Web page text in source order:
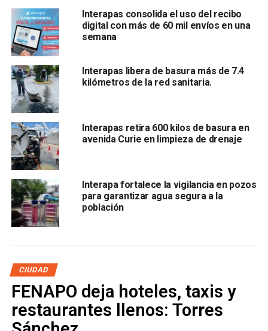
ya que dicha práctica impide el acceso del agua a las
El director de Interpas mencionó que están
comprometidos a brindar diariamente el correcto acceso
del agua potable a todos los usuarios de la zona
metropolitana, además de vigilar, cuidar y suministrar el
vital líquido para que llegue a todos los hogares y
comercios de manera legal y
toma clandestina .
También lee:
Soledad arrendara 20 pipas para abastecer
de agua colonias afectadas
TOMAS CLANDESTINAS
SIGUIENTE
Hasta mil soledenses podrían viajar al extranjero con
el programa “Corazón de Pollo”
Interapas consolida el uso del recibo
digital con más de 60 mil envíos en una
semana
Interapas libera de basura más de 7.4
kilómetros de la red sanitaria.
Interapas retira 600 kilos de basura en
avenida Curie en limpieza de drenaje
Interapa fortalece la vigilancia en pozos
para garantizar agua segura a la
población
CIUDAD
FENAPO deja hoteles, taxis y
restaurantes llenos: Torres